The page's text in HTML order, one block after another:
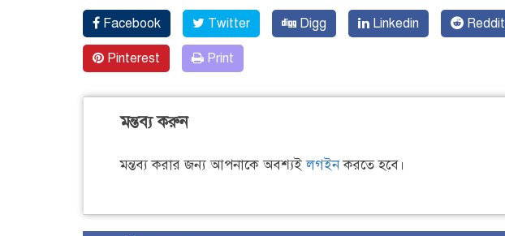
Facebook Twitter Digg Linkedin Reddit
Pinterest Print
মন্তব্য করুন
মন্তব্য করার জন্য আপনাকে অবশ্যইলগইনকরতে হবে।